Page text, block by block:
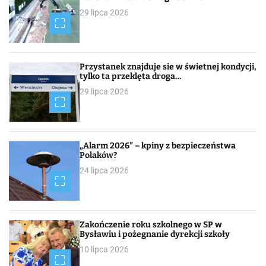
29 lipca 2026
Przystanek znajduje sie w świetnej kondycji,
tylko ta przeklęta droga…
29 lipca 2026
„Alarm 2026” – kpiny z bezpieczeństwa
Polaków?
24 lipca 2026
Zakończenie roku szkolnego w SP w
Bysławiu i pożegnanie dyrekcji szkoły
10 lipca 2026